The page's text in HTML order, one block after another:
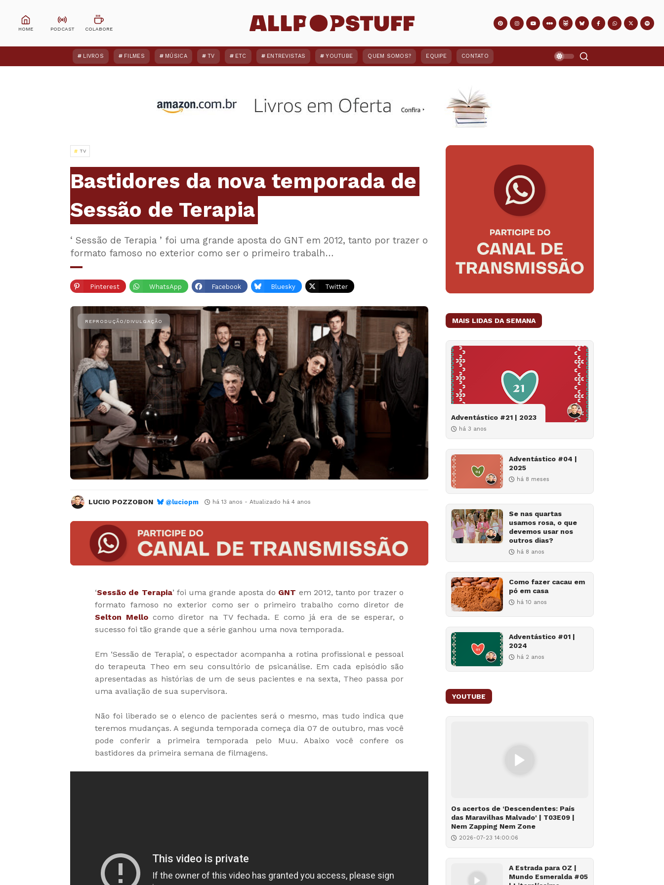
LIVROS FILMES MÚSICA TV ETC ENTREVISTAS YOUTUBE QUEM SOMOS? EQUIPE CONTATO
TV
Bastidores da nova temporada de
Sessão de Terapia
‘ Sessão de Terapia ’ foi uma grande aposta do GNT em 2012, tanto por trazer o
formato famoso no exterior como ser o primeiro trabalh…
Pinterest WhatsApp Facebook Bluesky Twitter
LUCIO POZZOBON @luciopm há 13 anos - Atualizado há 4 anos
‘Sessão de Terapia’ foi uma grande aposta do GNT em 2012, tanto por trazer o
formato famoso no exterior como ser o primeiro trabalho como diretor de
Selton Mello como diretor na TV fechada. E como já era de se esperar, o
sucesso foi tão grande que a série ganhou uma nova temporada.
Em ‘Sessão de Terapia’, o espectador acompanha a rotina profissional e pessoal
do terapeuta Theo em seu consultório de psicanálise. Em cada episódio são
apresentadas as histórias de um de seus pacientes e na sexta, Theo passa por
uma avaliação de sua supervisora.
Não foi liberado se o elenco de pacientes será o mesmo, mas tudo indica que
teremos mudanças. A segunda temporada começa dia 07 de outubro, mas você
pode conferir a primeira temporada pelo Muu. Abaixo você confere os
bastidores da primeira semana de filmagens.
MAIS LIDAS DA SEMANA
Adventástico #21 | 2023
há 3 anos
Adventástico #04 |
2025
há 8 meses
Se nas quartas
usamos rosa, o que
devemos usar nos
outros dias?
há 8 anos
Como fazer cacau em
pó em casa
há 10 anos
Adventástico #01 |
2024
há 2 anos
YOUTUBE
Os acertos de ‘Descendentes: País
das Maravilhas Malvado' | T03E09 |
Nem Zapping Nem Zone
2026-07-23 14:00:06
A Estrada para OZ |
Mundo Esmeralda #05